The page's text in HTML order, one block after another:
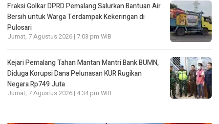
Fraksi Golkar DPRD Pemalang Salurkan Bantuan Air
Bersih untuk Warga Terdampak Kekeringan di
Pulosari
Jumat, 7 Agustus 2026 | 7:03 pm WIB
Kejari Pemalang Tahan Mantan Mantri Bank BUMN,
Diduga Korupsi Dana Pelunasan KUR Rugikan
Negara Rp749 Juta
Jumat, 7 Agustus 2026 | 4:34 pm WIB